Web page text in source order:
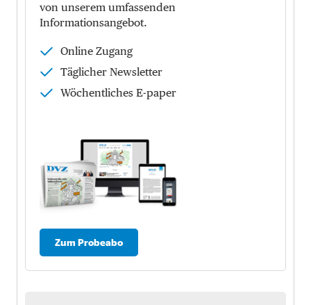
von unserem umfassenden
Informationsangebot.
Online Zugang
Täglicher Newsletter
Wöchentliches E-paper
Zum Probeabo